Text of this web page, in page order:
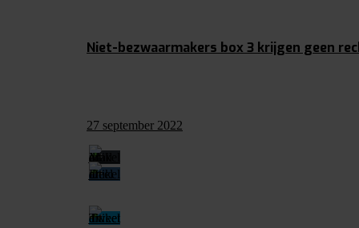
Niet-bezwaarmakers box 3 krijgen geen
27 september 2022